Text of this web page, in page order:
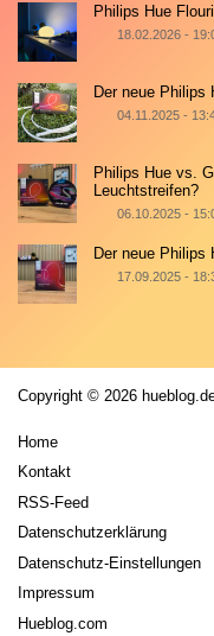
Philips Hue
18.02.2026 -
Der neue Philips
04.11.2025 -
Philips Hue vs.
Leuchtstreifen?
06.10.2025 -
Der neue Philips
17.09.2025 -
Copyright © 2026
Home
Kontakt
RSS-Feed
Datenschutzerklärung
Datenschutz-Einstellungen
Impressum
Hueblog.com